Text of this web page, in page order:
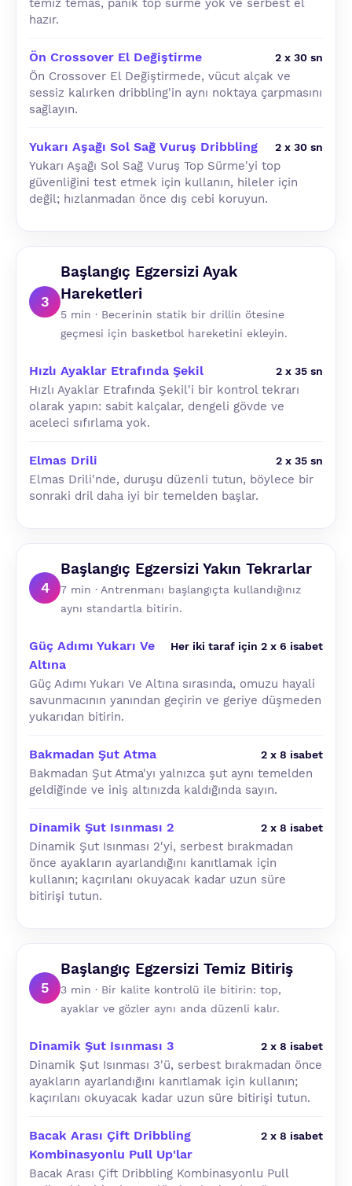
temiz temas, panik top sürme yok ve serbest el
hazır.
Ön Crossover El Değiştirme 2 x 30 sn
Ön Crossover El Değiştirmede, vücut alçak ve
sessiz kalırken dribbling'in aynı noktaya çarpmasını
sağlayın.
Yukarı Aşağı Sol Sağ Vuruş Dribbling 2 x 30 sn
Yukarı Aşağı Sol Sağ Vuruş Top Sürme'yi top
güvenliğini test etmek için kullanın, hileler için
değil; hızlanmadan önce dış cebi koruyun.
3
Başlangıç Egzersizi Ayak
Hareketleri
5 min · Becerinin statik bir drillin ötesine
geçmesi için basketbol hareketini ekleyin.
Hızlı Ayaklar Etrafında Şekil 2 x 35 sn
Hızlı Ayaklar Etrafında Şekil'i bir kontrol tekrarı
olarak yapın: sabit kalçalar, dengeli gövde ve
aceleci sıfırlama yok.
Elmas Drili 2 x 35 sn
Elmas Drili'nde, duruşu düzenli tutun, böylece bir
sonraki dril daha iyi bir temelden başlar.
4
Başlangıç Egzersizi Yakın Tekrarlar
7 min · Antrenmanı başlangıçta kullandığınız
aynı standartla bitirin.
Güç Adımı Yukarı Ve
Altına
Her iki taraf için 2 x 6 isabet
Güç Adımı Yukarı Ve Altına sırasında, omuzu hayali
savunmacının yanından geçirin ve geriye düşmeden
yukarıdan bitirin.
Bakmadan Şut Atma 2 x 8 isabet
Bakmadan Şut Atma'yı yalnızca şut aynı temelden
geldiğinde ve iniş altınızda kaldığında sayın.
Dinamik Şut Isınması 2 2 x 8 isabet
Dinamik Şut Isınması 2'yi, serbest bırakmadan
önce ayakların ayarlandığını kanıtlamak için
kullanın; kaçırılanı okuyacak kadar uzun süre
bitirişi tutun.
5
Başlangıç Egzersizi Temiz Bitiriş
3 min · Bir kalite kontrolü ile bitirin: top,
ayaklar ve gözler aynı anda düzenli kalır.
Dinamik Şut Isınması 3 2 x 8 isabet
Dinamik Şut Isınması 3'ü, serbest bırakmadan önce
ayakların ayarlandığını kanıtlamak için kullanın;
kaçırılanı okuyacak kadar uzun süre bitirişi tutun.
Bacak Arası Çift Dribbling
Kombinasyonlu Pull Up'lar
2 x 8 isabet
Bacak Arası Çift Dribbling Kombinasyonlu Pull